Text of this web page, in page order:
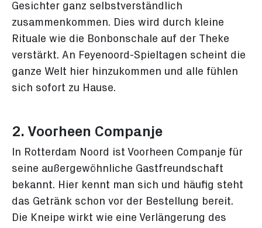
Gesichter ganz selbstverständlich
zusammenkommen. Dies wird durch kleine
Rituale wie die Bonbonschale auf der Theke
verstärkt. An Feyenoord-Spieltagen scheint die
ganze Welt hier hinzukommen und alle fühlen
sich sofort zu Hause.
2. Voorheen Companje
In Rotterdam Noord ist Voorheen Companje für
seine außergewöhnliche Gastfreundschaft
bekannt. Hier kennt man sich und häufig steht
das Getränk schon vor der Bestellung bereit.
Die Kneipe wirkt wie eine Verlängerung des